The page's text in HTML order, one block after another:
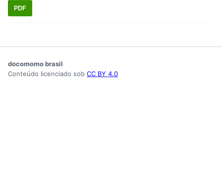
PDF
docomomo brasil
Conteúdo licenciado sob CC BY 4.0